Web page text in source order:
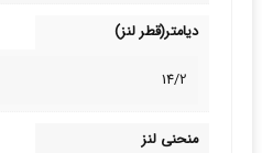
دیامتر(قطر لنز)
14/2
منحنی لنز